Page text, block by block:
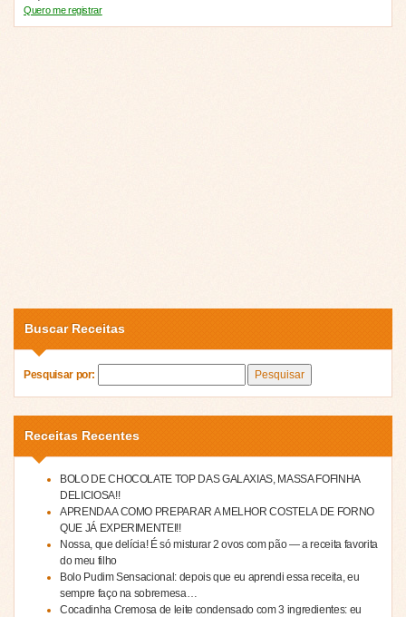
Quero me registrar
Buscar Receitas
Pesquisar por:
Receitas Recentes
BOLO DE CHOCOLATE TOP DAS GALAXIAS, MASSA FOFINHA
DELICIOSA!!
APRENDA A COMO PREPARAR A MELHOR COSTELA DE FORNO
QUE JÁ EXPERIMENTEI!!
Nossa, que delícia! É só misturar 2 ovos com pão — a receita favorita
do meu filho
Bolo Pudim Sensacional: depois que eu aprendi essa receita, eu
sempre faço na sobremesa…
Cocadinha Cremosa de leite condensado com 3 ingredientes: eu